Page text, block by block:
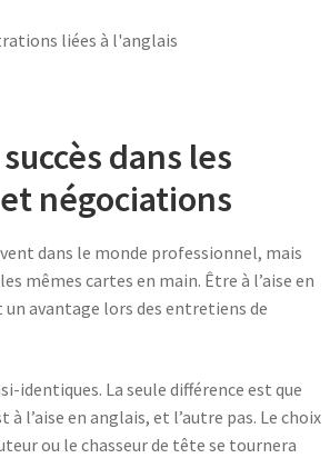
dans les
négociations
dans le monde professionnel, mais
mêmes cartes en main. Être à l’aise en
avantage lors des entretiens de
identiques. La seule différence est que
à l’aise en anglais, et l’autre pas. Le choix
ou le chasseur de tête se tournera